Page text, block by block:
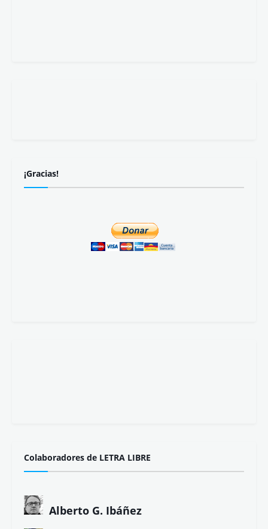
¡Gracias!
Colaboradores de LETRA LIBRE
Alberto G. Ibáñez